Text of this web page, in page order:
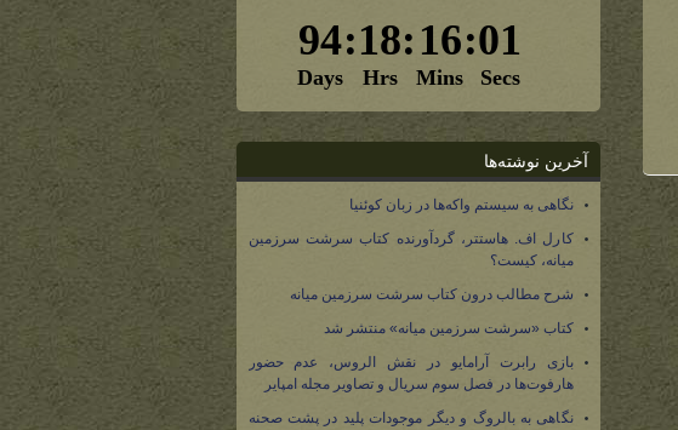
آخرین نوشته‌ها
نگاهی به سیستم واکه‌ها در زبان کوئنیا
کارل اف. هاستتر، گردآورنده کتاب سرشت سرزمین
میانه، کیست؟
شرح مطالب درون کتاب سرشت سرزمین میانه
کتاب «سرشت سرزمین میانه» منتشر شد
بازی رابرت آرامایو در نقش الروس، عدم حضور
هارفوت‌ها در فصل سوم سریال و تصاویر مجله امپایر
نگاهی به بالروگ و دیگر موجودات پلید در پشت صحنه